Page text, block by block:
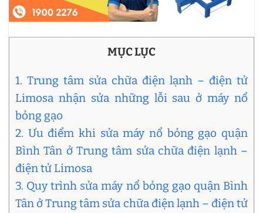
MỤC LỤC
1. Trung tâm sửa chữa điện lạnh – điện tử
Limosa nhận sửa những lỗi sau ở máy nổ
bỏng gạo
2. Ưu điểm khi sửa máy nổ bỏng gạo quận
Bình Tân ở Trung tâm sửa chữa điện lạnh –
điện tử Limosa
3. Quy trình sửa máy nổ bỏng gạo quận Bình
Tân ở Trung tâm sửa chữa điện lạnh – điện tử